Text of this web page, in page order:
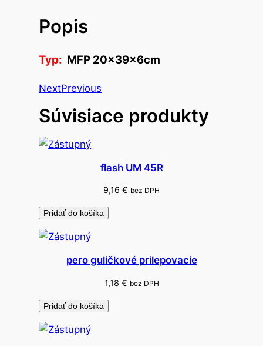
o
v
e
c
o
e
n
o
č
é
P
Popis
Typ: MFP 20x39x6cm
NextPrevious
Súvisiace produkty
flash UM 45R
9,16 € bez DPH
Pridať do košíka
pero guličkové prilepovacie
1,18 € bez DPH
Pridať do košíka